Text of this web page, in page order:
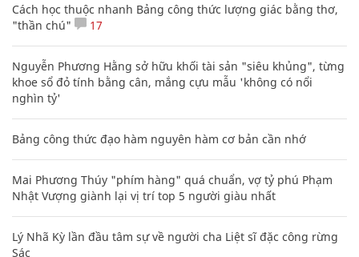
Cách học thuộc nhanh Bảng công thức lượng giác bằng thơ,
"thần chú"
17
Nguyễn Phương Hằng sở hữu khối tài sản "siêu khủng", từng
khoe sổ đỏ tính bằng cân, mắng cựu mẫu 'không có nổi
nghìn tỷ'
Bảng công thức đạo hàm nguyên hàm cơ bản cần nhớ
Mai Phương Thúy "phím hàng" quá chuẩn, vợ tỷ phú Phạm
Nhật Vượng giành lại vị trí top 5 người giàu nhất
Lý Nhã Kỳ lần đầu tâm sự về người cha Liệt sĩ đặc công rừng
Sác